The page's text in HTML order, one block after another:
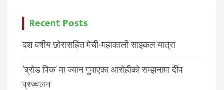
Recent Posts
दश वर्षीय छोरासहित मेची-महाकाली साइकल यात्रा
‘ब्रोड पिक’ मा ज्यान गुमाएका आरोहीको सम्झनामा दीप
प्रज्वलन